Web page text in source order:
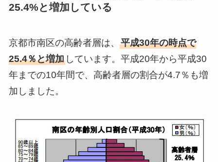
25.4%と増加している
京都市南区の高齢者層は、 平成30年の時点で
25.4％と増加しています。平成20年から平成30
年までの10年間で、高齢者層の割合が4.7％も増
加しました。